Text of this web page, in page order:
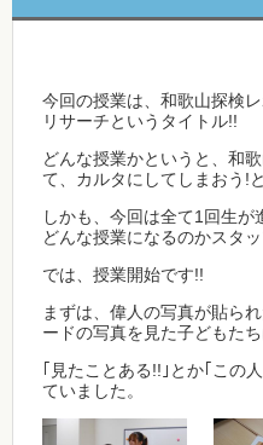
今回の授業は、和歌山探検
リサーチというタイトル!!
どんな授業かというと、和
て、カルタにしてしまおう!
しかも、今回は全て1回生
どんな授業になるのかスタ
では、授業開始です!!
まずは、偉人の写真が貼ら
ードの写真を見た子どもた
｢見たことある!!｣とか｢この
ていました。